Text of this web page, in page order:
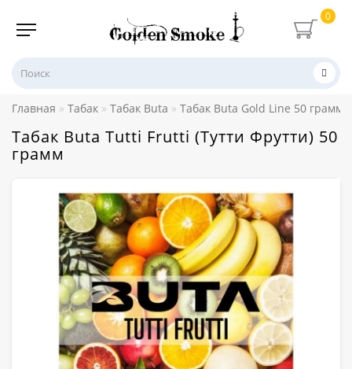
0
Главная Табак Табак Buta Табак Buta Gold Line 50 грамм
Табак Buta Tutti Frutti (Тутти Фрутти) 50
грамм